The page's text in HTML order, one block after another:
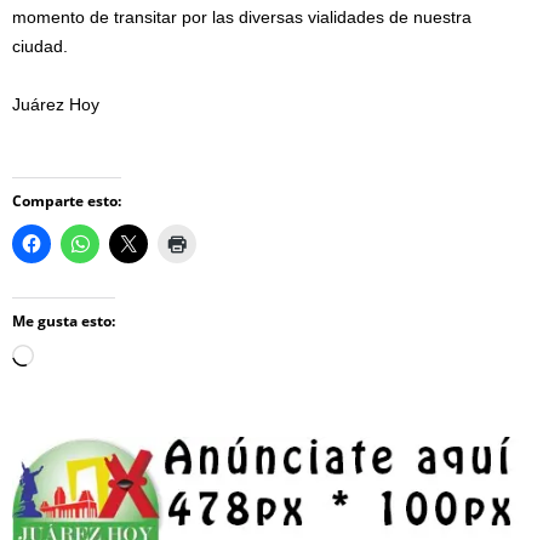
momento de transitar por las diversas vialidades de nuestra
ciudad.
Juárez Hoy
Comparte esto:
Me gusta esto:
Loading…